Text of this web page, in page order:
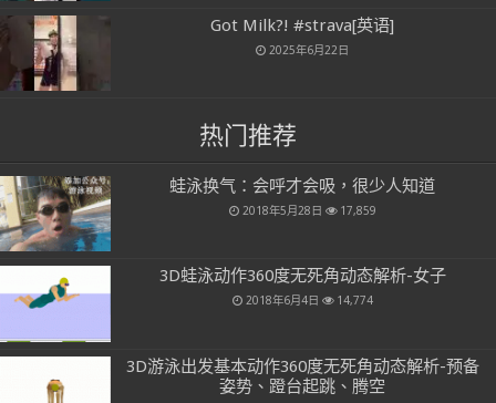
Got Milk?! #strava[英语]
2025年6月22日
热门推荐
蛙泳换气：会呼才会吸，很少人知道
2018年5月28日 17,859
3D蛙泳动作360度无死角动态解析-女子
2018年6月4日 14,774
3D游泳出发基本动作360度无死角动态解析-预备
姿势、蹬台起跳、腾空